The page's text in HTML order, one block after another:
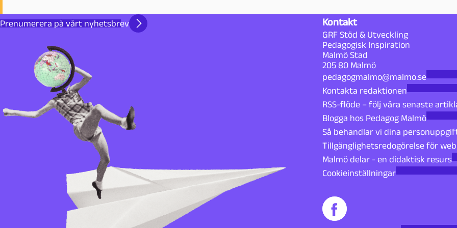
Prenumerera på vårt nyhetsbrev Kontakt
GRF Stöd & Utveckling
Pedagogisk Inspiration
Malmö Stad
205 80 Malmö
pedagogmalmo@malmo.se
Kontakta redaktionen
RSS-flöde – följ våra senaste
Blogga hos Pedagog Malmö
Så behandlar vi dina
Tillgänglighetsredogörelse för
Malmö delar - en didaktisk resurs
Cookieinställningar